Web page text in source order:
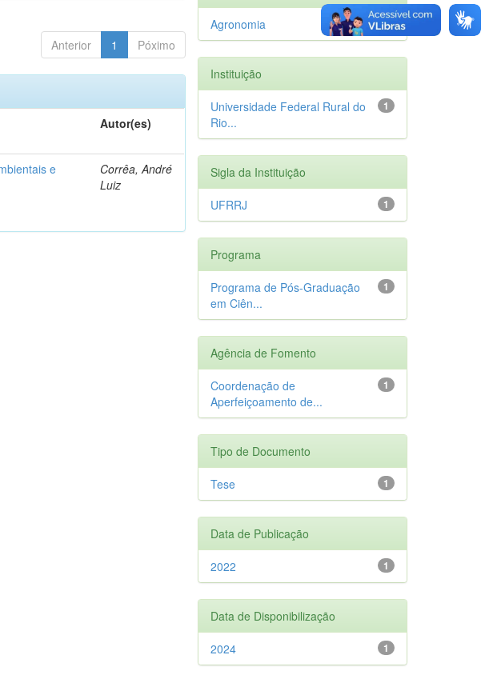
Anterior 1 Póximo
Autor(es)
e
Corrêa, André
Luiz
1
Agronomia
Instituição
1
Universidade Federal Rural do
Rio...
Sigla da Instituição
1
UFRRJ
Programa
1
Programa de Pós-Graduação
em Ciên...
Agência de Fomento
1
Coordenação de
Aperfeiçoamento de...
Tipo de Documento
1
Tese
Data de Publicação
1
2022
Data de Disponibilização
1
2024